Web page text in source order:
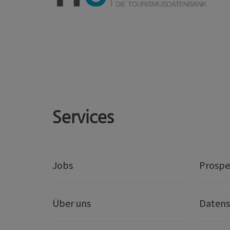
Services
Jobs
Über uns